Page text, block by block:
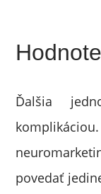
Ďalšia
povedať